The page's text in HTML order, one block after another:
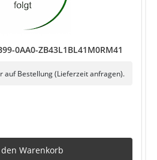
0AA0-ZB43L1BL41M0RM41
auf Bestellung (Lieferzeit anfragen).
Warenkorb